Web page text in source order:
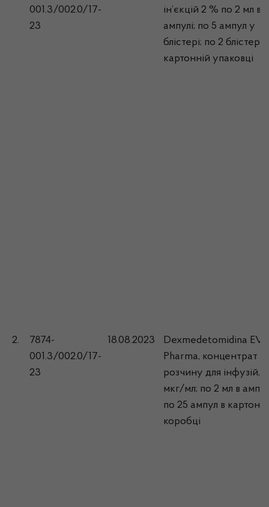
001.3/002.0/17-
23
ін’єкцій 2 % по 2 мл в
ампулі; по 5 ампул у
блістері; по 2 блістери
картонній упаковці
2.
7874-
001.3/002.0/17-
23
18.08.2023
Dexmedetomidina
Pharma, концентрат
розчину для інфузій,
мкг/мл; по 2 мл в
по 25 ампул в
коробці